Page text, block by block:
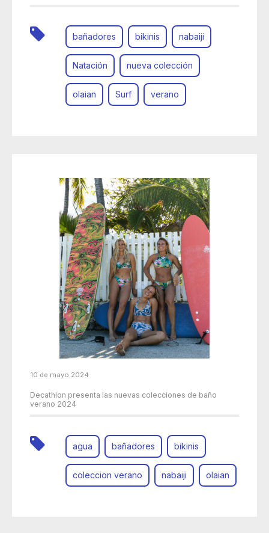
bañadores bikinis nabaiji
Natación nueva colección
olaian Surf verano
10 de mayo 2024
Decathlon presenta las nuevas colecciones de baño
verano 2024
agua bañadores bikinis
coleccion verano nabaiji olaian